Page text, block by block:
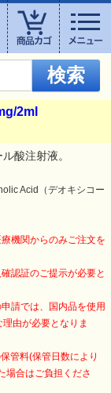
検索
2ml
酸注射液。
Acid（デオキシコー
機関からのみご注文を
認証のご提示が必要と
請では、国内品を使用
由が必要となりま
管料(保管日数により
場合はご負担くださ